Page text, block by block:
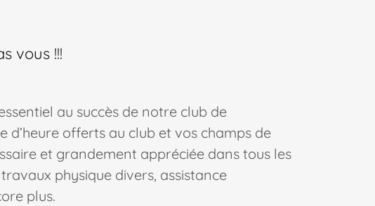
vous !!!
au succès de notre club de
d’heure offerts au club et vos champs de
et grandement appréciée dans tous les
physique divers, assistance
plus.